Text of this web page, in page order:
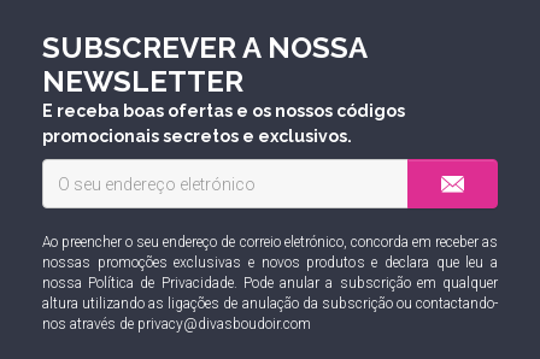
SUBSCREVER A NOSSA
NEWSLETTER
E receba boas ofertas e os nossos códigos
promocionais secretos e exclusivos.
Ao preencher o seu endereço de correio eletrónico, concorda em receber as
nossas promoções exclusivas e novos produtos e declara que leu a
nossa Política de Privacidade. Pode anular a subscrição em qualquer
altura utilizando as ligações de anulação da subscrição ou contactando-
nos através de privacy@divasboudoir.com